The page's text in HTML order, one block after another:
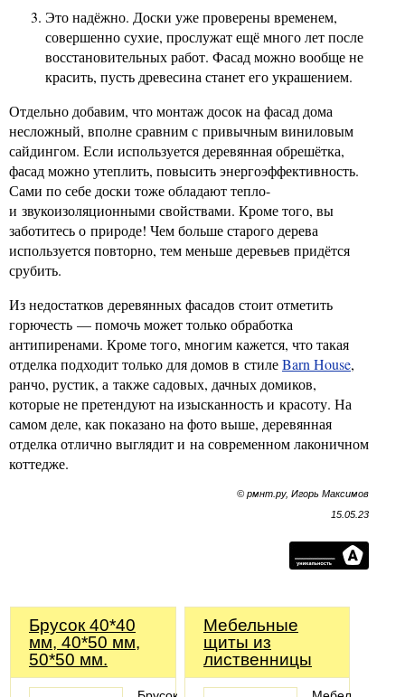
Это надёжно. Доски уже проверены временем,
совершенно сухие, прослужат ещё много лет после
восстановительных работ. Фасад можно вообще не
красить, пусть древесина станет его украшением.
Отдельно добавим, что монтаж досок на фасад дома
несложный, вполне сравним с привычным виниловым
сайдингом. Если используется деревянная обрешётка,
фасад можно утеплить, повысить энергоэффективность.
Сами по себе доски тоже обладают тепло-
и звукоизоляционными свойствами. Кроме того, вы
заботитесь о природе! Чем больше старого дерева
используется повторно, тем меньше деревьев придётся
срубить.
Из недостатков деревянных фасадов стоит отметить
горючесть — помочь может только обработка
антипиренами. Кроме того, многим кажется, что такая
отделка подходит только для домов в стилеBarn House,
ранчо, рустик, а также садовых, дачных домиков,
которые не претендуют на изысканность и красоту. На
самом деле, как показано на фото выше, деревянная
отделка отлично выглядит и на современном лаконичном
коттедже.
© рмнт.ру, Игорь Максимов
15.05.23
Брусок 40*40
мм, 40*50 мм,
50*50 мм.
Мебельные
щиты из
лиственницы